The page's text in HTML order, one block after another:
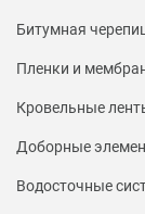
Битумная
Пленки и
Кровельные
Доборные
Водосточные